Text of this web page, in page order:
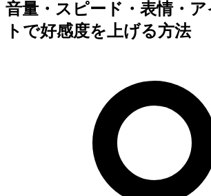
音量・スピード・表情・
トで好感度を上げる方法